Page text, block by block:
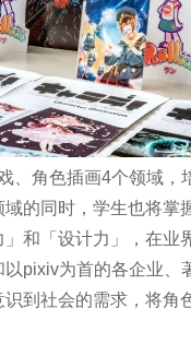
、角色插画4个领域，
域的同时，学生也将掌
和「设计力」，在业
pixiv为首的各企业、